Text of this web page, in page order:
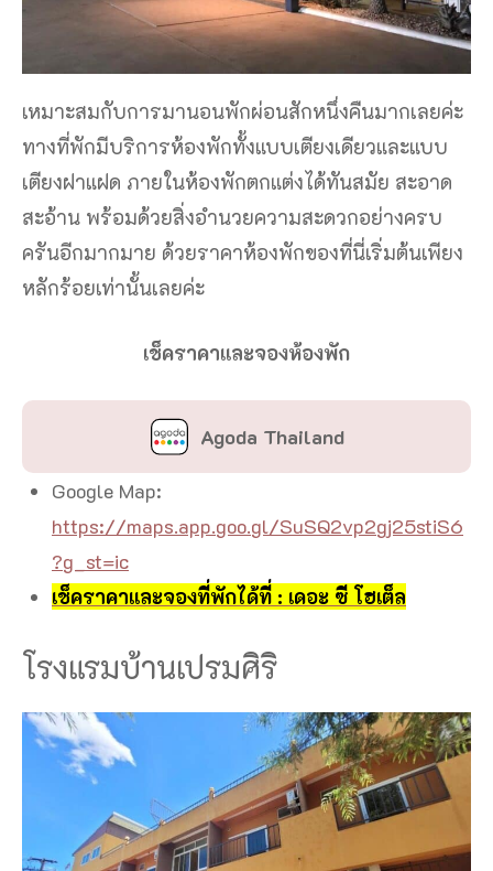
เหมาะสมกับการมานอนพักผ่อนสักหนึ่งคืนมากเลยค่ะ
ทางที่พักมีบริการห้องพักทั้งแบบเตียงเดียวและแบบ
เตียงฝาแฝด ภายในห้องพักตกแต่งได้ทันสมัย สะอาด
สะอ้าน พร้อมด้วยสิ่งอำนวยความสะดวกอย่างครบ
ครันอีกมากมาย ด้วยราคาห้องพักของที่นี่เริ่มต้นเพียง
หลักร้อยเท่านั้นเลยค่ะ
เช็คราคาและจองห้องพัก
Agoda Thailand
Google Map:
https://maps.app.goo.gl/SuSQ2vp2gj25stiS6
?g_st=ic
เช็คราคาและจองที่พักได้ที่ : เดอะ ซี โฮเต็ล
โรงแรมบ้านเปรมศิริ